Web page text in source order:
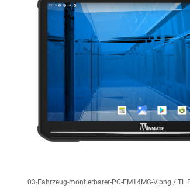
03-Fahrzeug-montierbarer-PC-FM14MG-V.png /